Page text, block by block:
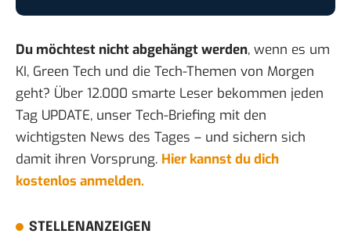
Du möchtest nicht abgehängt werden, wenn es um
KI, Green Tech und die Tech-Themen von Morgen
geht? Über 12.000 smarte Leser bekommen jeden
Tag UPDATE, unser Tech-Briefing mit den
wichtigsten News des Tages – und sichern sich
damit ihren Vorsprung. Hier kannst du dich
kostenlos anmelden.
STELLENANZEIGEN